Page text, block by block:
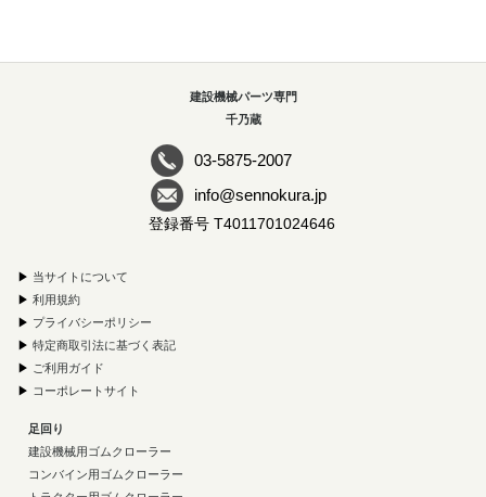
建設機械パーツ専門
千乃蔵
03-5875-2007
info@sennokura.jp
登録番号 T4011701024646
▶ 当サイトについて
▶ 利用規約
▶ プライバシーポリシー
▶ 特定商取引法に基づく表記
▶ ご利用ガイド
▶ コーポレートサイト
足回り
建設機械用ゴムクローラー
コンバイン用ゴムクローラー